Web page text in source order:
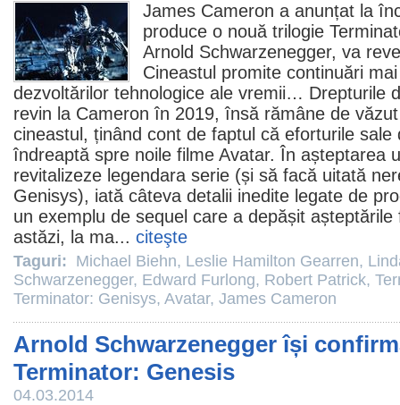
James Cameron a anunțat la
produce o nouă trilogie
Arnold Schwarzenegger, va
Cineastul promite continuări
dezvoltărilor tehnologice ale vremii… Drepturile
revin la Cameron în 2019, însă rămâne de
cineastul, ținând cont de faptul că eforturile sale
îndreaptă spre noile filme Avatar. În așteptarea
revitalizeze legendara serie (și să facă uitată
Genisys), iată câteva detalii inedite legate de
un exemplu de sequel care a depășit
astăzi, la ma... citeşte
Taguri: Michael Biehn, Leslie Hamilton Gearren,
Schwarzenegger, Edward Furlong, Robert Patrick,
Terminator: Genisys, Avatar, James Cameron
Arnold Schwarzenegger își
Terminator: Genesis
04.03.2014